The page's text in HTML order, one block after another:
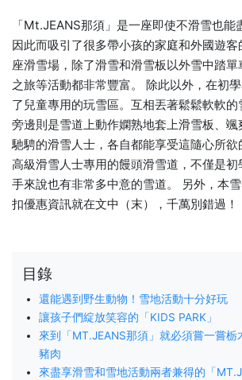
「Mt.JEANS那須」是一座即使不滑雪也能
因此而吸引了很多帶小孩的家庭和外國遊
座滑雪場，除了滑雪和滑雪板以外雪中踏
之旅等活動都非常豐富。 除此以外，在初
了兒童專用的玩雪區。互相丟著鬆鬆軟軟的
旁邊則是雪道上動作嫻熟地套上滑雪板、
馳騁的滑雪人士，各自都能享受這隨心所
高級滑雪人士專用的饅頭滑雪道，不僅是
手來說也有非常多中意的雪道。 另外，本
扣優惠資訊就在文中（末），千萬別錯過！
目錄
還能遇到野生動物！雪地活動十分好玩
讓孩子們綻放笑容的「KIDS PARK」
來到「MT.JEANS那須」就必須嘗一嘗栃
豬肉
來盡享滑雪和雪地活動兩者兼得的「